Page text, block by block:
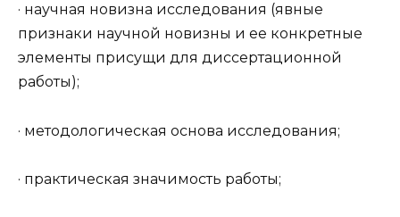
· научная новизна исследования (явные
признаки научной новизны и ее конкретные
элементы присущи для диссертационной
работы);
· методологическая основа исследования;
· практическая значимость работы;